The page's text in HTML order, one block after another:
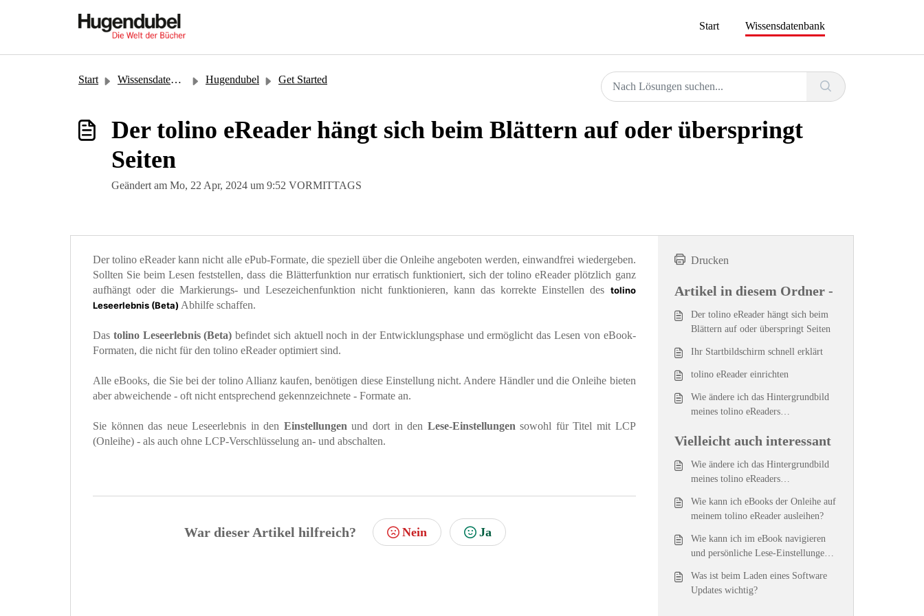
Start
Wissensdatenbank
Start Wissensdatenbank Hugendubel Get Started
Der tolino eReader hängt sich beim Blättern auf oder überspringt
Seiten
Geändert am Mo, 22 Apr, 2024 um 9:52 VORMITTAGS
Der tolino eReader kann nicht alle ePub-Formate, die speziell über die Onleihe angeboten werden, einwandfrei wiedergeben.
Sollten Sie beim Lesen feststellen, dass die Blätterfunktion nur erratisch funktioniert, sich der tolino eReader plötzlich ganz
aufhängt oder die Markierungs- und Lesezeichenfunktion nicht funktionieren, kann das korrekte Einstellen des tolino
Leseerlebnis (Beta) Abhilfe schaffen.
Das tolino Leseerlebnis (Beta) befindet sich aktuell noch in der Entwicklungsphase und ermöglicht das Lesen von eBook-
Formaten, die nicht für den tolino eReader optimiert sind.
Alle eBooks, die Sie bei der tolino Allianz kaufen, benötigen diese Einstellung nicht. Andere Händler und die Onleihe bieten
aber abweichende - oft nicht entsprechend gekennzeichnete - Formate an.
Sie können das neue Leseerlebnis in den Einstellungen und dort in den Lese-Einstellungen sowohl für Titel mit LCP
(Onleihe) - als auch ohne LCP-Verschlüsselung an- und abschalten.
War dieser Artikel hilfreich? Nein Ja
Drucken
Artikel in diesem Ordner -
Der tolino eReader hängt sich beim
Blättern auf oder überspringt Seiten
Ihr Startbildschirm schnell erklärt
tolino eReader einrichten
Wie ändere ich das Hintergrundbild
meines tolino eReaders
Vielleicht auch interessant
Wie ändere ich das Hintergrundbild
meines tolino eReaders
Wie kann ich eBooks der Onleihe auf
meinem tolino eReader ausleihen?
Wie kann ich im eBook navigieren
und persönliche Lese-Einstellungen
Was ist beim Laden eines Software
Updates wichtig?